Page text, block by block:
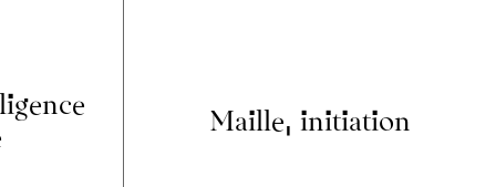
Maille, initiation